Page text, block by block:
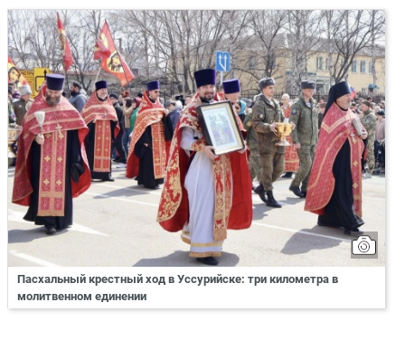
Пасхальный крестный ход в Уссурийске: три километра в
молитвенном единении